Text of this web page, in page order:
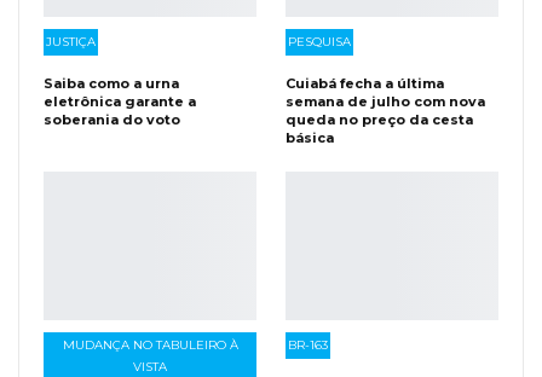
JUSTIÇA
Saiba como a urna
eletrônica garante a
soberania do voto
PESQUISA
Cuiabá fecha a última
semana de julho com nova
queda no preço da cesta
básica
MUDANÇA NO TABULEIRO À
VISTA
BR-163